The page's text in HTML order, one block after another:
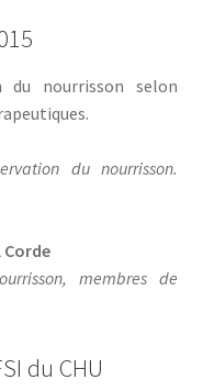
du nourrisson selon
du nourrisson.
Corde
membres de
du CHU